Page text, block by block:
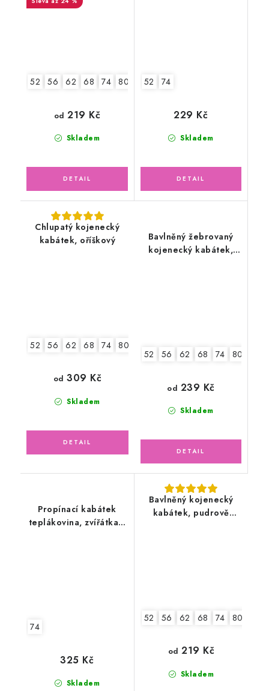
52 56 62 68 74 80 86 2.jakost v.86
Skladem
od 219 Kč
52 74
Skladem
229 Kč
Chlupatý kojenecký
kabátek, oříškový
52 56 62 68 74 80
Skladem
od 309 Kč
Bavlněný žebrovaný
kojenecký kabátek,
52 56 62 68 74 80
Skladem
od 239 Kč
Propínací kabátek
teplákovina, zvířátka s
74
Skladem
325 Kč
Bavlněný kojenecký
kabátek, pudrově
52 56 62 68 74 80
Skladem
od 219 Kč